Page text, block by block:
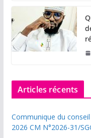
Articles récents
Communique du
2026 CM N°2026-31/